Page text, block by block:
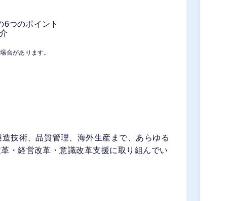
6つのポイント
合があります。
技術、品質管理、海外生産まで、あらゆる
・経営改革・意識改革支援に取り組んでい